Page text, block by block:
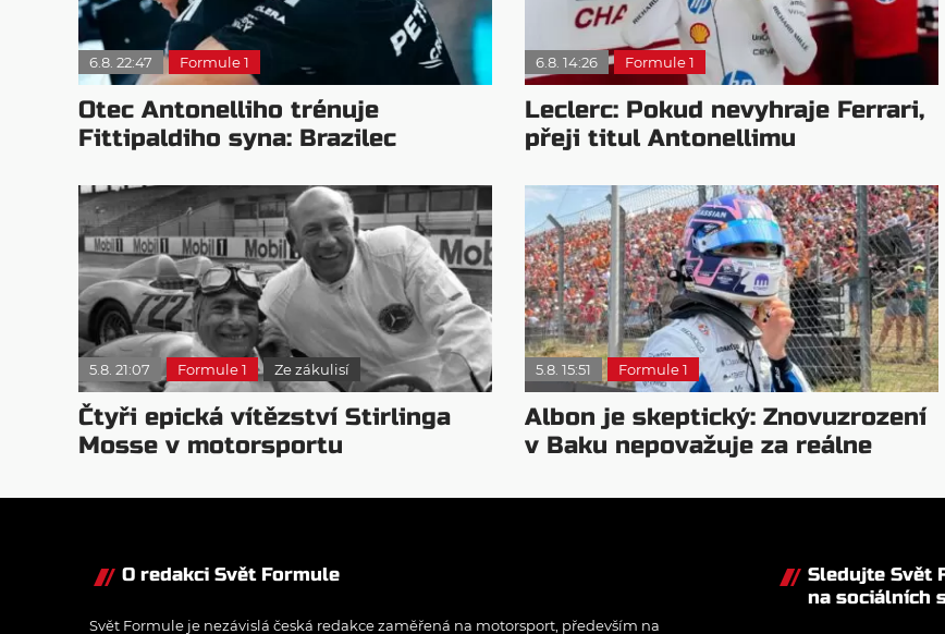
6.8. 22:47 Formule 1
Otec Antonelliho trénuje
Fittipaldiho syna: Brazilec
6.8. 14:26 Formule 1
Leclerc: Pokud nevyhraje Ferrari,
přeji titul Antonellimu
5.8. 21:07 Formule 1 Ze zákulisí
Čtyři epická vítězství Stirlinga
Mosse v motorsportu
5.8. 15:51 Formule 1
Albon je skeptický: Znovuzrození
v Baku nepovažuje za reálne
O redakci Svět Formule
Svět Formule je nezávislá česká redakce zaměřená na motorsport, především na
Sledujte Svět
na sociálních